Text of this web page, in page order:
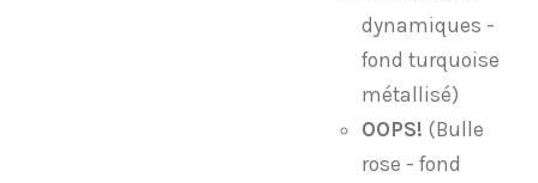
dynamiques -
fond turquoise
métallisé)
OOPS! (Bulle
rose - fond